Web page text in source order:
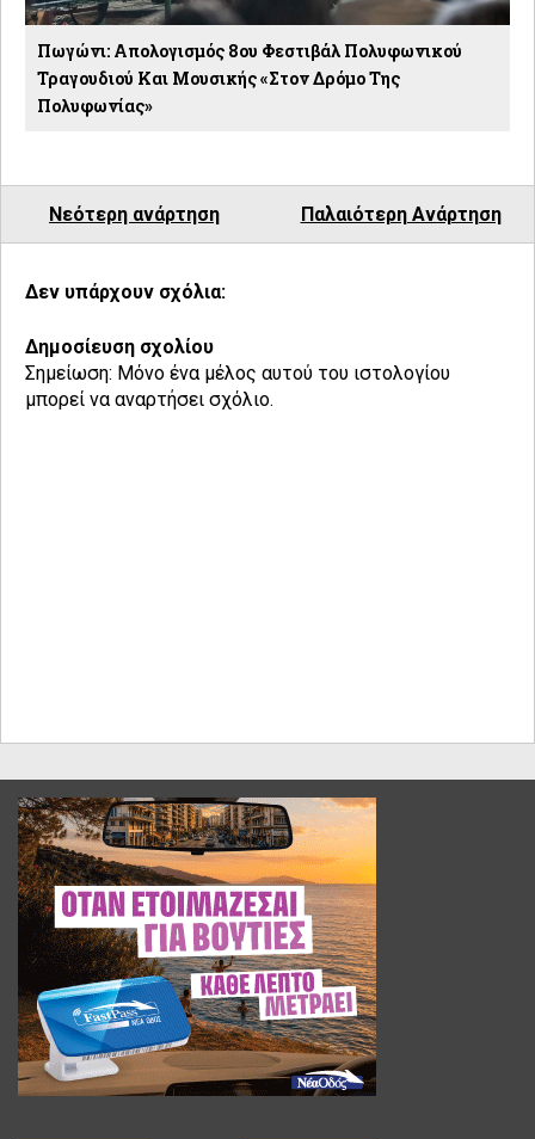
Πωγώνι: Απολογισμός 8ου Φεστιβάλ Πολυφωνικού
Τραγουδιού Και Μουσικής «Στον Δρόμο Της
Πολυφωνίας»
Νεότερη ανάρτηση Παλαιότερη Ανάρτηση
Δεν υπάρχουν σχόλια:
Δημοσίευση σχολίου
Σημείωση: Μόνο ένα μέλος αυτού του ιστολογίου
μπορεί να αναρτήσει σχόλιο.